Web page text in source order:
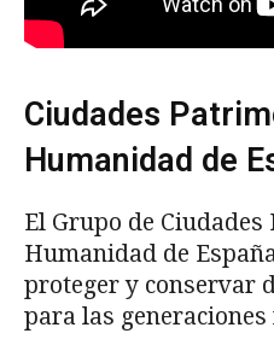
Ciudades
Humanidad de
El Grupo de
Humanidad de
proteger y conservar
para las